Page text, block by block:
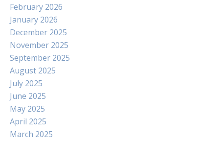
February 2026
January 2026
December 2025
November 2025
September 2025
August 2025
July 2025
June 2025
May 2025
April 2025
March 2025